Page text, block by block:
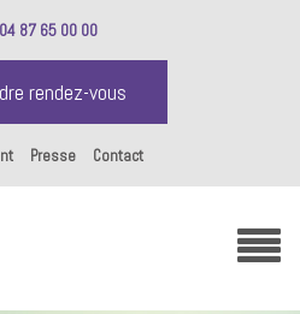
04 87 65 00 00
rendez-vous
Presse Contact